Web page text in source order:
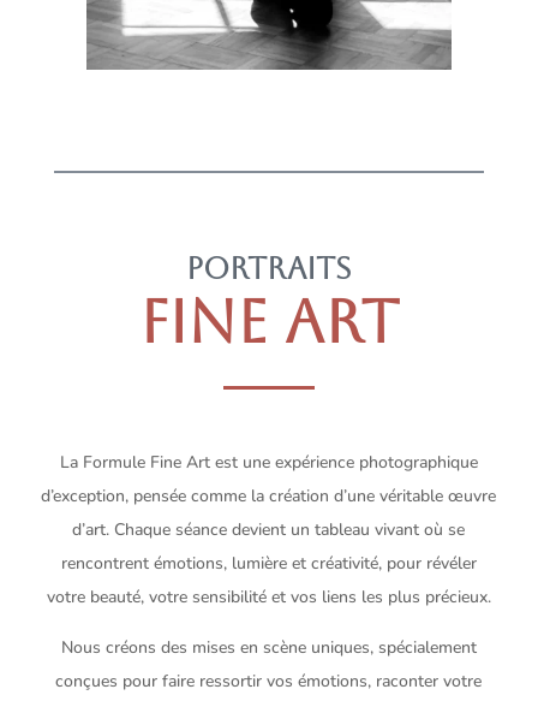
Portraits
FINE ART
La Formule Fine Art est une expérience photographique
d’exception, pensée comme la création d’une véritable œuvre
d’art. Chaque séance devient un tableau vivant où se
rencontrent émotions, lumière et créativité, pour révéler
votre beauté, votre sensibilité et vos liens les plus précieux.
Nous créons des mises en scène uniques, spécialement
conçues pour faire ressortir vos émotions, raconter votre